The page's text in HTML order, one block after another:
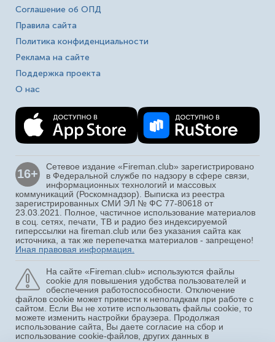
Соглашение об ОПД
Правила сайта
Политика конфиденциальности
Реклама на сайте
Поддержка проекта
О нас
16+
Сетевое издание «Fireman.club» зарегистрировано
в Федеральной службе по надзору в сфере связи,
информационных технологий и массовых
коммуникаций (Роскомнадзор). Выписка из реестра
зарегистрированных СМИ ЭЛ № ФС 77-80618 от
23.03.2021. Полное, частичное использование материалов
в соц. сетях, печати, ТВ и радио без индексируемой
гиперссылки на fireman.club или без указания сайта как
источника, а так же перепечатка материалов - запрещено!
Иная правовая информация.
На сайте «Fireman.club» используются файлы
cookie для повышения удобства пользователей и
обеспечения работоспособности. Отключение
файлов cookie может привести к неполадкам при работе с
сайтом. Если Вы не хотите использовать файлы cookie, то
можете изменить настройки браузера. Продолжая
использование сайта, Вы даете согласие на сбор и
использование cookie-файлов, других данных в